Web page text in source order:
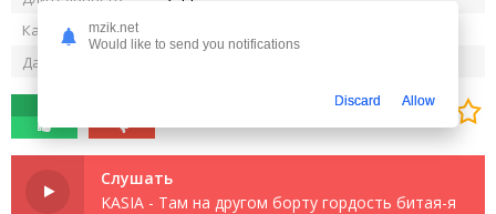
Качество:
Дата релиза:
Слушать
KASIA - Там на другом борту гордость битая-я
mzik.net
Would like to send you notifications
Discard Allow